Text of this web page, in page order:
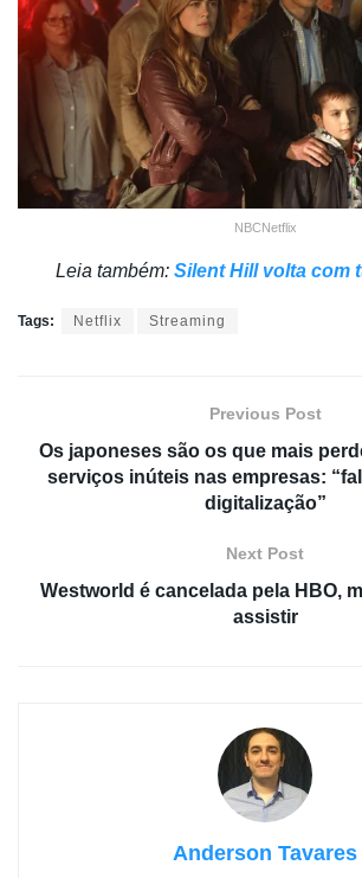
NBCNetflix
Leia também: Silent Hill volta com
Tags: Netflix Streaming
Previous Post
Os japoneses são os que mais
serviços inúteis nas empresas:
digitalização”
Next Post
Westworld é cancelada pela HBO,
assistir
Anderson Tavares